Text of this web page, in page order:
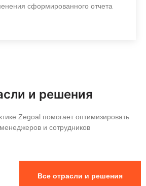
сформированного отчета
и решения
Zegoal помогает оптимизировать
и сотрудников
Все отрасли и решения